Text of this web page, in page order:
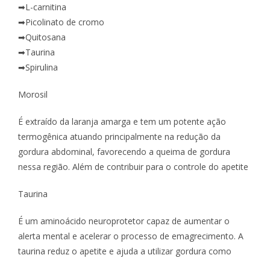
➡L-carnitina
➡Picolinato de cromo
➡Quitosana
➡Taurina
➡Spirulina
Morosil
É extraído da laranja amarga e tem um potente ação
termogênica atuando principalmente na redução da
gordura abdominal, favorecendo a queima de gordura
nessa região. Além de contribuir para o controle do apetite
Taurina
É um aminoácido neuroprotetor capaz de aumentar o
alerta mental e acelerar o processo de emagrecimento. A
taurina reduz o apetite e ajuda a utilizar gordura como